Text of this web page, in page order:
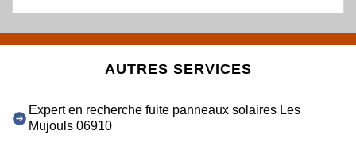
AUTRES SERVICES
Expert en recherche fuite panneaux solaires Les
Mujouls 06910